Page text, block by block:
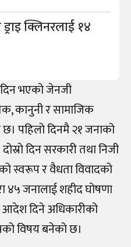
क्लिनरलाई १४
दिन भएको जेनजी
कानुनी र सामाजिक
पहिलो दिनमै २१ जनाको
दिन सरकारी तथा निजी
स्वरूप र वैधता विवादको
४५ जनालाई शहीद घोषणा
आदेश दिने अधिकारीको
विषय बनेको छ।